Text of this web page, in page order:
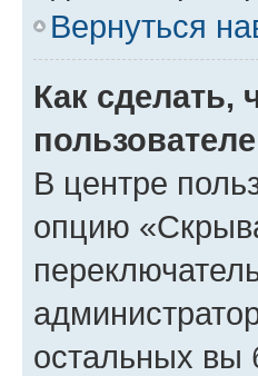
Вернуться
Как сделать,
В центре
опцию
остальных вы